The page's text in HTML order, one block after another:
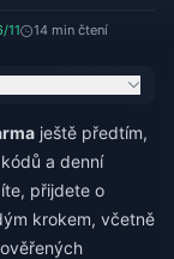
11 14 min čtení
ještě předtím,
a denní
přijdete o
krokem, včetně